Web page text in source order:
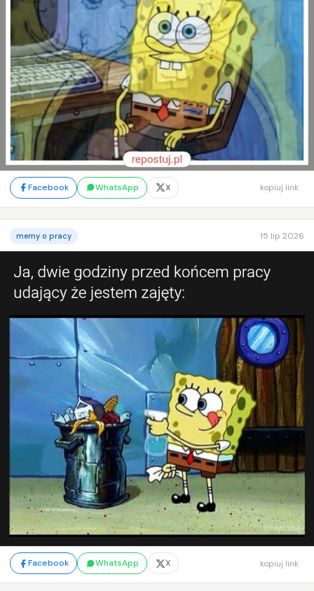
Facebook WhatsApp X kopiuj link
memy o pracy 15 lip 2026
Facebook WhatsApp X kopiuj link